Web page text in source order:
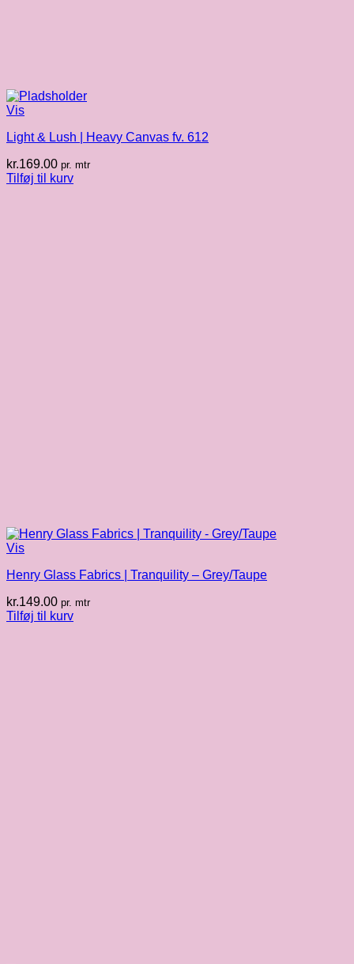
Vis
Light & Lush | Heavy Canvas fv. 612
kr.169.00 pr. mtr
Tilføj til kurv
Vis
Henry Glass Fabrics | Tranquility – Grey/Taupe
kr.149.00 pr. mtr
Tilføj til kurv